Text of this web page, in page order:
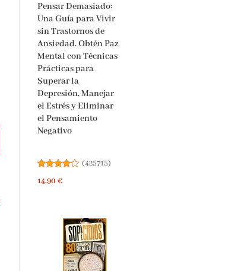
Pensar Demasiado:
Una Guía para Vivir
sin Trastornos de
Ansiedad. Obtén Paz
Mental con Técnicas
Prácticas para
Superar la
Depresión, Manejar
el Estrés y Eliminar
el Pensamiento
Negativo
(425715)
14,90 €